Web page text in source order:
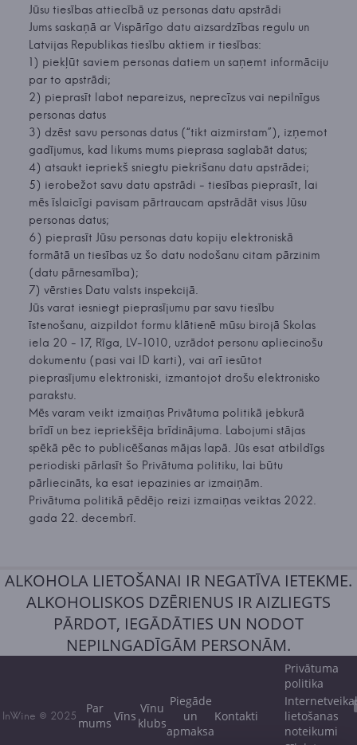
Jūsu tiesības attiecībā uz personas datu apstrādi
Jums saskaņā ar Vispārīgo datu aizsardzības regulu un
Latvijas Republikas tiesību aktiem ir tiesības:
1) piekļūt saviem personas datiem un saņemt informāciju
par to apstrādi;
2) pieprasīt labot nepareizus, neprecīzus vai nepilnīgus
personas datus
3) dzēst savu personas datus (“tikt aizmirstam”), izņemot
gadījumus, kad likums mums pieprasa saglabāt datus;
4) atsaukt iepriekš sniegtu piekrišanu datu apstrādei;
5) ierobežot savu datu apstrādi - tiesības pieprasīt, lai
mēs īslaicīgi pavisam pārtraucam apstrādāt visus Jūsu
personas datus;
6) pieprasīt Jūsu personas datu kopiju elektroniskā
formātā un tiesības uz šo datu nodošanu citam pārzinim
(datu pārnesamība);
7) vērsties Datu valsts inspekcijā.
Jūs varat iesniegt pieprasījumu par savu tiesību
īstenošanu, aizpildot formu klātienē mūsu birojā Skolas
iela 20 - 17, Rīga, LV-1010, uzrādot personu apliecinošu
dokumentu (pasi vai ID karti), vai arī iesūtot
pieprasījumu elektroniski, izmantojot drošu elektronisko
parakstu.
Mēs varam veikt izmaiņas Privātuma politikā jebkurā
brīdī un bez iepriekšēja brīdinājuma. Labojumi stājas
spēkā pēc to publicēšanas mājas lapā. Jūs esat atbildīgs
periodiski pārlasīt šo Privātuma politiku, lai būtu
pārliecināts, ka esat iepazinies ar izmaiņām.
Privātuma politikā pēdējo reizi izmaiņas veiktas 2022.
gada 22. decembrī.
ALKOHOLA LIETOŠANAI IR NEGATĪVA IETEKME.
ALKOHOLISKOS DZĒRIENUS IR AIZLIEGTS
PĀRDOT, IEGĀDĀTIES UN NODOT
NEPILNGADĪGĀM PERSONĀM.
InWine © 2025
Par
mums Vīns Vīnu
klubs
Piegāde
un
apmaksa
Kontakti
Privātuma
politika
lietošanas
noteikumi